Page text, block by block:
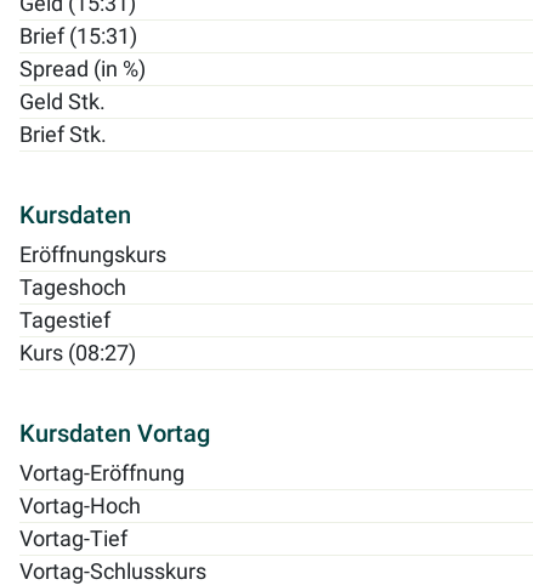
Brief (15:31)
Spread (in %)
Geld Stk.
Brief Stk.
Kursdaten
Eröffnungskurs
Tageshoch
Tagestief
Kurs (08:27)
Kursdaten Vortag
Vortag-Eröffnung
Vortag-Hoch
Vortag-Tief
Vortag-Schlusskurs